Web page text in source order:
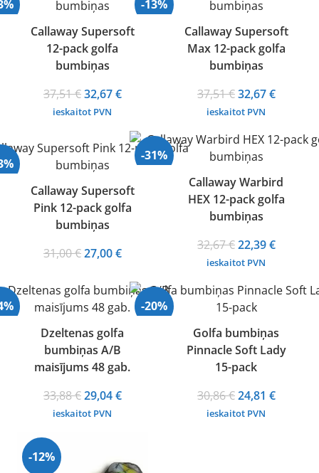
Callaway Supersoft
12-pack golfa
bumbiņas
37,51€Original
price
37,51 €.
32,67€Current
is:
32,67 €.
ieskaitot PVN
-13%
Callaway Supersoft
Max 12-pack golfa
bumbiņas
37,51€Original
price
37,51 €.
32,67€Current
32,67 €.
ieskaitot PVN
Callaway Supersoft
Pink 12-pack golfa
bumbiņas
31,00€Original
was:
31,00 €.
27,00€Current
is:
27,00 €.
-31%
Callaway Warbird
HEX 12-pack golfa
bumbiņas
32,67€Original
price
32,67 €.
22,39€Current
22,39 €.
ieskaitot PVN
Dzeltenas golfa
bumbiņas A/B
maisījums 48 gab.
33,88€Original
price
29,04€Current
ieskaitot PVN
-20%
Golfa bumbiņas
Pinnacle Soft Lady
15-pack
30,86€Original
price
24,81 €Current
ieskaitot PVN
-12%